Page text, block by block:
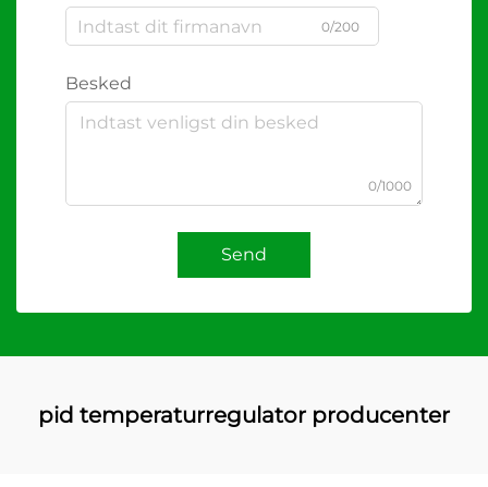
0/200
Besked
0/1000
Send
pid temperaturregulator producenter